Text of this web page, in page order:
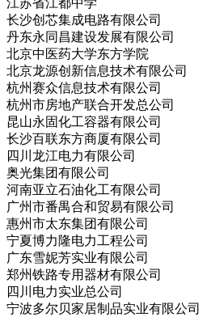
长沙创芯集成电路有限公司
丹东永同昌建设发展有限公司
北京中医药大学东方学院
北京龙源创新信息技术有限公司
杭州赛众信息技术有限公司
杭州市房地产联合开发总公司
昆山永固化工容器有限公司
长沙百联东方商厦有限公司
四川龙江电力有限公司
奥光集团有限公司
河南亚立石油化工有限公司
广州市番禺合和贸易有限公司
惠州市太东集团有限公司
宁夏博力隆电力工程公司
广东雪妮芳实业有限公司
郑州铁路专用器材有限公司
四川电力实业总公司
宁波多尔贝家居制品实业有限公司